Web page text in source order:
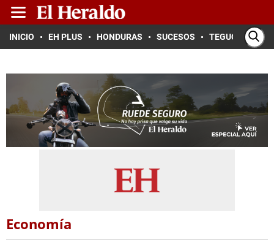
INICIO EH PLUS HONDURAS SUCESOS TEGUCIGALPA
Economía